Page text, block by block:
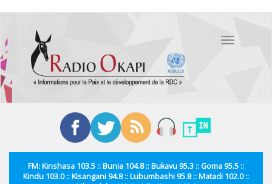
contenu
principal
Toggle
FM: Kinshasa 103.5 :: Bunia 104.8 :: Bukavu 95.3 :: Goma 95.5 ::
Kindu 103.0 :: Kisangani 94.8 :: Lubumbashi 95.8 :: Matadi 102.0 ::